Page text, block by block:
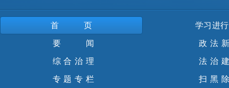
首页 学习进
要 闻 政法
综合治理 法治
专题专栏 扫黑